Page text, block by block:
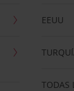
EEUU
TODAS